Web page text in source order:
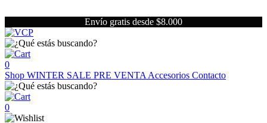
Envío gratis desde $8.000
0
Shop WINTER SALE PRE VENTA Accesorios Contacto
0